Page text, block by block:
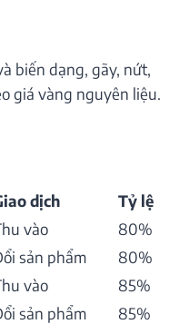
biến dạng, gãy, nứt,
giá vàng nguyên liệu.
dịch Tỷ lệ
vào
80%
sản phẩm
80%
vào
85%
sản phẩm
85%